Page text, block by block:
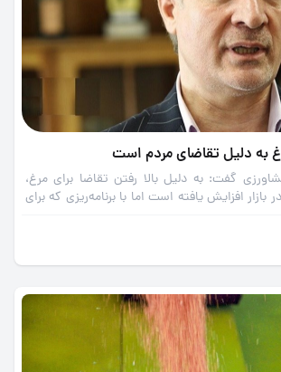
به دلیل تقاضای مردم است
گفت: به دلیل بالا رفتن تقاضا برای مرغ،
افزایش‌ یافته است اما با برنامه‌ریزی که برای